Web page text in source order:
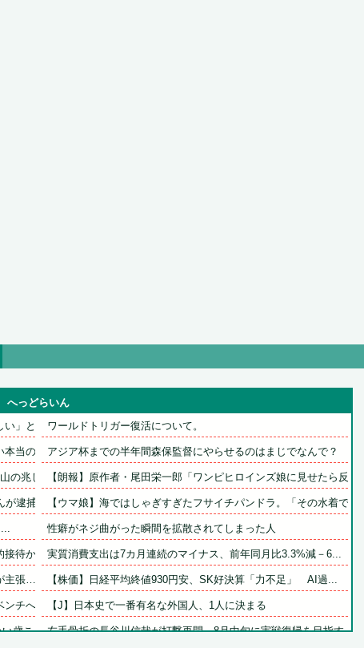
へっどらいん
い」とか...
本当の理...
の兆し...
逮捕...
接待か…...
主張…在...
ンチへ帰...
い歳こ...
ワールドトリガー復活について。
アジア杯までの半年間森保監督にやらせるのはまじでなんで？
【朗報】原作者・尾田栄一郎「ワンピヒロインズ娘に見せたら反応...
【ウマ娘】海ではしゃぎすぎたフサイチパンドラ。「その水着でお...
性癖がネジ曲がった瞬間を拡散されてしまった人
実質消費支出は7カ月連続のマイナス、前年同月比3.3%減－6...
【株価】日経平均終値930円安、SK好決算「力不足」　AI過...
【J】日本史で一番有名な外国人、1人に決まる
左手骨折の長谷川信哉が打撃再開　8月中旬に実戦復帰を目指す